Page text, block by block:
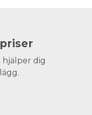
hjälper dig